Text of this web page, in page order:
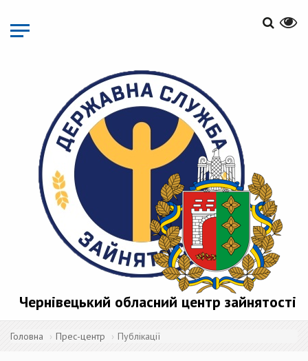
основного
матеріалу
Чернівецький обласний центр зайнятості
Головна Прес-центр Публікації